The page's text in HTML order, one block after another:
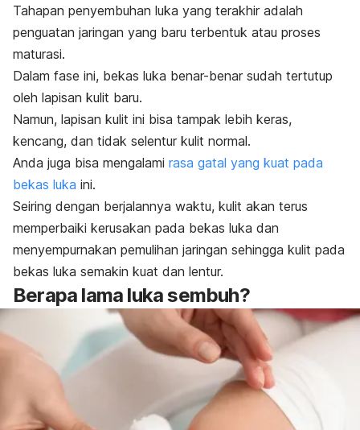
Tahapan penyembuhan luka yang terakhir adalah
penguatan jaringan yang baru terbentuk atau proses
maturasi.
Dalam fase ini, bekas luka benar-benar sudah tertutup
oleh lapisan kulit baru.
Namun, lapisan kulit ini bisa tampak lebih keras,
kencang, dan tidak selentur kulit normal.
Anda juga bisa mengalami rasa gatal yang kuat pada
bekas luka ini.
Seiring dengan berjalannya waktu, kulit akan terus
memperbaiki kerusakan pada bekas luka dan
menyempurnakan pemulihan jaringan sehingga kulit pada
bekas luka semakin kuat dan lentur.
Berapa lama luka sembuh?